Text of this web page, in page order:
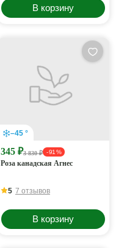
В корзину
–45 °
345 ₽3 830 ₽ - 91 %
Роза канадская Агнес
5 7 отзывов
В корзину